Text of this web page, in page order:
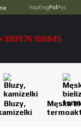
УкрEngPol Рус
Bluzy,
Męska